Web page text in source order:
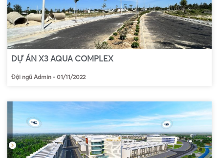
DỰ ÁN X3 AQUA COMPLEX
Đội ngũ Admin - 01/11/2022